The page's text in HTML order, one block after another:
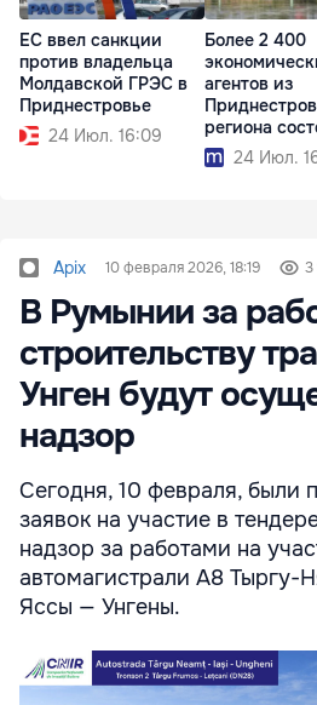
ЕС ввел санкции
против владельца
Молдавской ГРЭС в
Приднестровье
24 Июл. 16:09
Более 2 400
агентов из
региона
учёте в АГУ
24 Июл.
Apix 10 февраля 2026, 18:19 3
В Румынии за
строительству
Унген будут
надзор
Сегодня, 10 февраля, были
заявок на участие в
надзор за работами на
автомагистрали A8
Яссы — Унгены.